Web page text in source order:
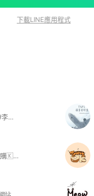
下載LINE應用程式
#門童 #豌豆#boynextdoor #朴成淏 #李常赫 #明宰鉉 #漢東旼 #金桐儇 #金雲鶴
#專櫃彩妝 #日本代購#三麗鷗#韓國代購🇰🇷